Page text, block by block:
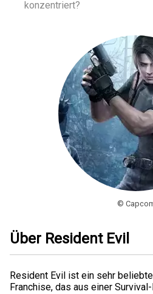
konzentriert?
©
Über Resident Evil
Resident Evil ist ein sehr
Franchise, das aus einer